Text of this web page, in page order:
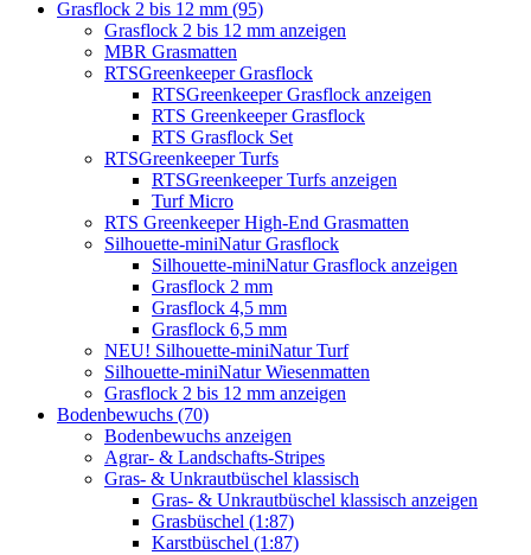
Grasflock 2 bis 12 mm (95)
Grasflock 2 bis 12 mm anzeigen
MBR Grasmatten
RTSGreenkeeper Grasflock
RTSGreenkeeper Grasflock anzeigen
RTS Greenkeeper Grasflock
RTS Grasflock Set
RTSGreenkeeper Turfs
RTSGreenkeeper Turfs anzeigen
Turf Micro
RTS Greenkeeper High-End Grasmatten
Silhouette-miniNatur Grasflock
Silhouette-miniNatur Grasflock anzeigen
Grasflock 2 mm
Grasflock 4,5 mm
Grasflock 6,5 mm
NEU! Silhouette-miniNatur Turf
Silhouette-miniNatur Wiesenmatten
Grasflock 2 bis 12 mm anzeigen
Bodenbewuchs (70)
Bodenbewuchs anzeigen
Agrar- & Landschafts-Stripes
Gras- & Unkrautbüschel klassisch
Gras- & Unkrautbüschel klassisch anzeigen
Grasbüschel (1:87)
Karstbüschel (1:87)